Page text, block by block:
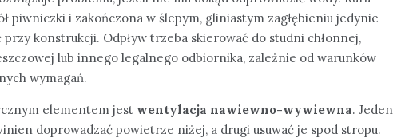
piwniczki i zakończona w ślepym, gliniastym zagłębieniu jedynie
konstrukcji. Odpływ trzeba skierować do studni chłonnej,
lub innego legalnego odbiornika, zależnie od warunków
wymagań.
elementem jest wentylacja nawiewno-wywiewna. Jeden
doprowadzać powietrze niżej, a drugi usuwać je spod stropu.